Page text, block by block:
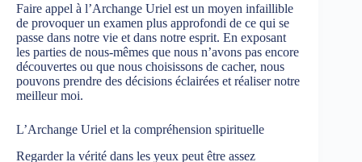
Faire appel à l’Archange Uriel est un moyen infaillible
de provoquer un examen plus approfondi de ce qui se
passe dans notre vie et dans notre esprit. En exposant
les parties de nous-mêmes que nous n’avons pas encore
découvertes ou que nous choisissons de cacher, nous
pouvons prendre des décisions éclairées et réaliser notre
meilleur moi.
L’Archange Uriel et la compréhension spirituelle
Regarder la vérité dans les yeux peut être assez